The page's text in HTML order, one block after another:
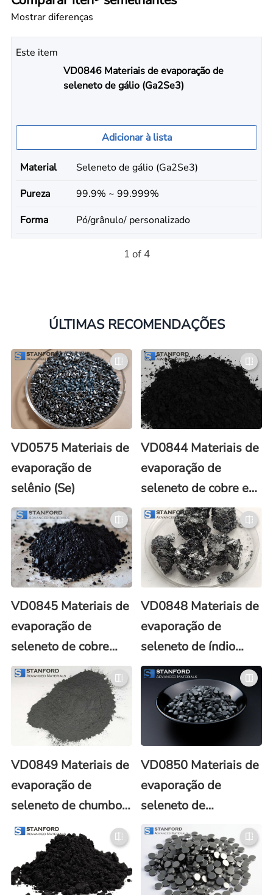
Mostrar diferenças
Este item
VD0846 Materiais de evaporação de
seleneto de gálio (Ga2Se3)
Adicionar à lista
Material
Seleneto de gálio (Ga2Se3)
Pureza
99.9% ~ 99.999%
Forma
Pó/grânulo/ personalizado
1 of 4
ÚLTIMAS RECOMENDAÇÕES
VD0575 Materiais de
evaporação de
selênio (Se)
VD0844 Materiais de
evaporação de
seleneto de cobre e
índio (CIS)
VD0845 Materiais de
evaporação de
seleneto de cobre
(CuSe)
VD0848 Materiais de
evaporação de
seleneto de índio
(In2Se3)
VD0849 Materiais de
evaporação de
seleneto de chumbo
(PbSe)
VD0850 Materiais de
evaporação de
seleneto de
molibdênio, MoSe2